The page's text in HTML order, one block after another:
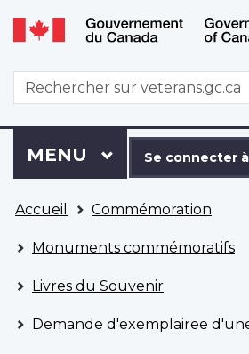
Aller
au
à
HTML
WxT
Search
form
connecter
à
Dossier
ACC
Se connecter
Menu
MENU PRINCIPAL
êtes
ici
Accueil Commémoration
Monuments commémoratifs
Livres du Souvenir
Demande d'exemplairee d'une page